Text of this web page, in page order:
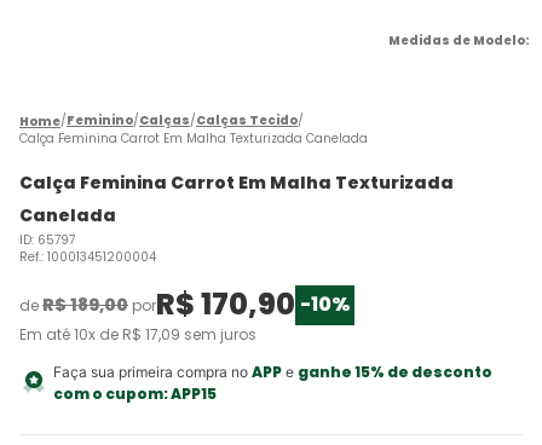
Feminino Calças Calças Tecido
Calça Feminina Carrot Em Malha Texturizada Canelada
Calça Feminina Carrot Em Malha Texturizada
Canelada
ID: 65797
Ref.: 100013451200004
deR$189,00 porR$170,90 -10%
Em até10x de R$ 17,09 sem juros
Faça sua primeira compra no APPe ganhe 15% de desconto
com o cupom:APP15